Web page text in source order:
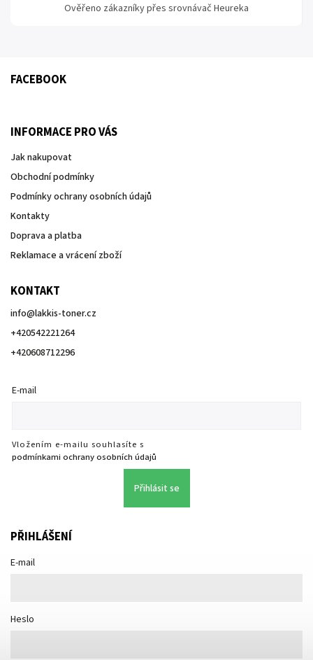
Ověřeno zákazníky přes srovnávač Heureka
FACEBOOK
INFORMACE PRO VÁS
Jak nakupovat
Obchodní podmínky
Podmínky ochrany osobních údajů
Kontakty
Doprava a platba
Reklamace a vrácení zboží
KONTAKT
info@lakkis-toner.cz
+420542221264
+420608712296
E-mail
Vložením e-mailu souhlasíte s
podmínkami ochrany osobních údajů
Přihlásit se
PŘIHLÁŠENÍ
E-mail
Heslo